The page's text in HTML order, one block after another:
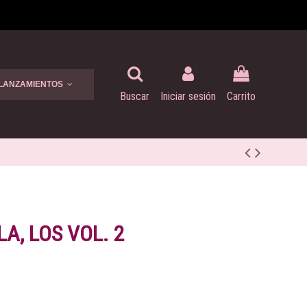
Buscar Iniciar sesión Carrito
LOS VOL. 2